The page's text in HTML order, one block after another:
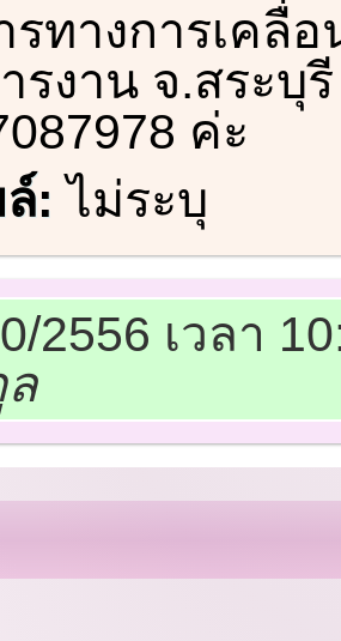
รทางการเคลื่
รงาน จ.สระบุ
ค่ะ
: ไม่ระบุ
2556 เวลา